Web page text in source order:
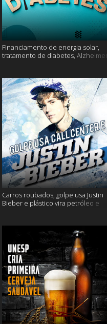
Financiamento de energia solar,
tratamento de diabetes, Alzheimer
Carros roubados, golpe usa Justin
Bieber e plástico vira petróleo e